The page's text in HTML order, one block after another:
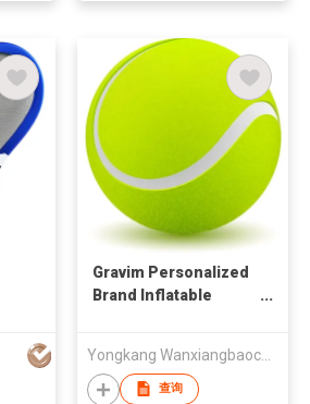
Gravim Personalized
Brand Inflatable
Yongkang Wanxiangbaocheng Industry & Trade Co.,Ltd
查询